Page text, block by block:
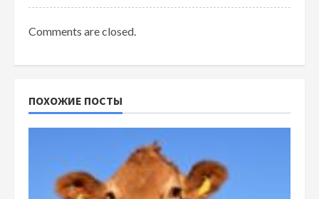
Comments are closed.
ПОХОЖИЕ ПОСТЫ